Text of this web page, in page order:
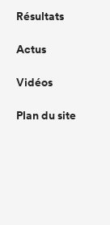
Résultats
Actus
Vidéos
Plan du site